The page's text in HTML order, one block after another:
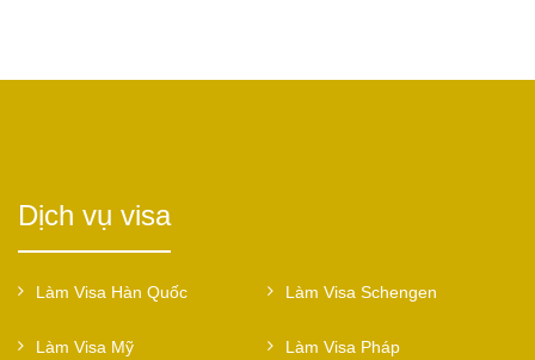
Dịch vụ visa
Làm Visa Hàn Quốc Làm Visa Schengen
Làm Visa Mỹ Làm Visa Pháp